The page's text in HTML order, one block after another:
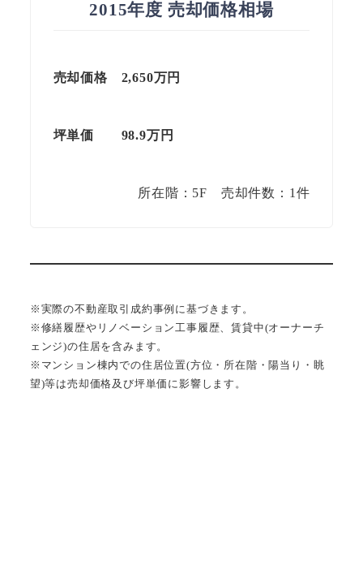
2015年度 売却価格相場
売却価格 2,650万円
坪単価 98.9万円
所在階：5F 売却件数：1件
※実際の不動産取引成約事例に基づきます。
※修繕履歴やリノベーション工事履歴、賃貸中(オーナーチ
ェンジ)の住居を含みます。
※マンション棟内での住居位置(方位・所在階・陽当り・眺
望)等は売却価格及び坪単価に影響します。